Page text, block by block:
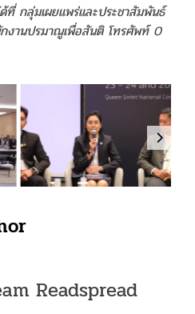
ที่ กลุ่มเผยแพร่และประชาสัมพันธ์
งานปรมาณูเพื่อสันติ โทรศัพท์ 0
Readspread